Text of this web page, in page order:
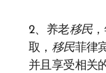
2、养老移民
取， 移民菲律
并且享受相关